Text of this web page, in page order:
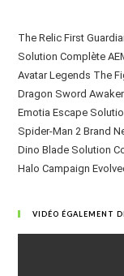
The Relic First
Solution Complète
Avatar Legends The
Dragon Sword
Emotia Escape
Spider-Man 2 Brand
Dino Blade Solution
Halo Campaign
VIDÉO ÉGALEMENT